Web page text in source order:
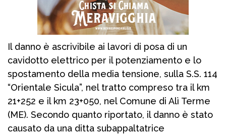
Il danno è ascrivibile ai lavori di posa di un
cavidotto elettrico per il potenziamento e lo
spostamento della media tensione, sulla S.S. 114
“Orientale Sicula”, nel tratto compreso tra il km
21+252 e il km 23+050, nel Comune di Alì Terme
(ME). Secondo quanto riportato, il danno è stato
causato da una ditta subappaltatrice